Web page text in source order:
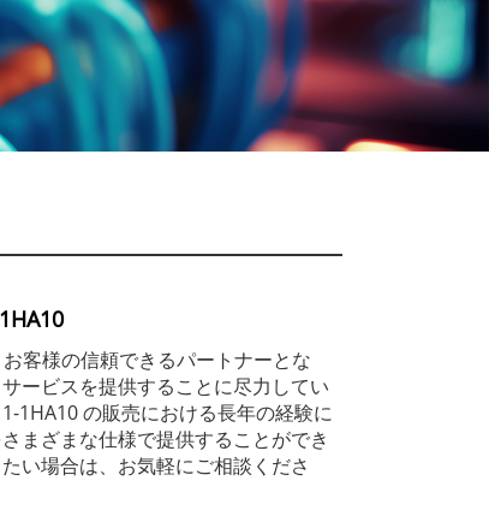
客様の信頼できるパートナーとな
ービスを提供することに尽力してい
1HA10 の販売における長年の経験に
まざまな仕様で提供することができ
い場合は、お気軽にご相談くださ